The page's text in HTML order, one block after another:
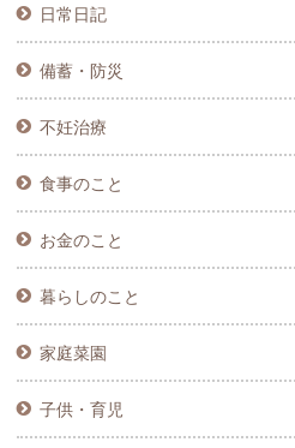
日常日記
備蓄・防災
不妊治療
食事のこと
お金のこと
暮らしのこと
家庭菜園
子供・育児